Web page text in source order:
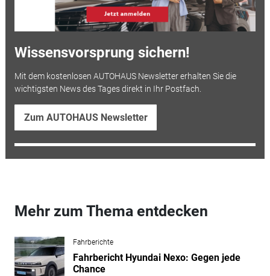
Wissensvorsprung sichern!
Mit dem kostenlosen AUTOHAUS Newsletter erhalten Sie die
wichtigsten News des Tages direkt in Ihr Postfach.
Zum AUTOHAUS Newsletter
Mehr zum Thema entdecken
Fahrberichte
Fahrbericht Hyundai Nexo: Gegen jede
Chance